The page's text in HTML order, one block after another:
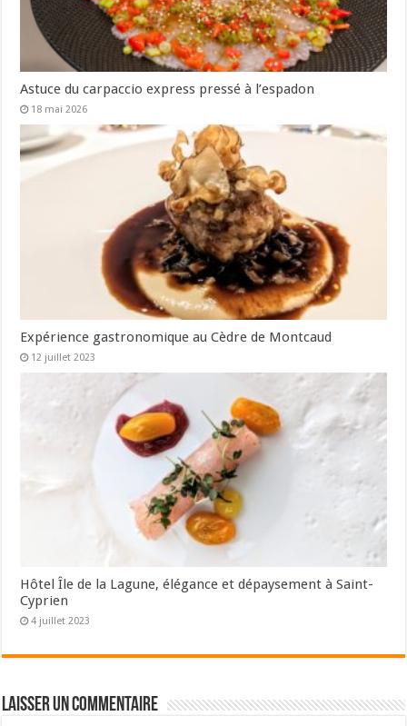
Astuce du carpaccio express pressé à l’espadon
18 mai 2026
Expérience gastronomique au Cèdre de Montcaud
12 juillet 2023
Hôtel Île de la Lagune, élégance et dépaysement à Saint-
Cyprien
4 juillet 2023
Laisser un commentaire